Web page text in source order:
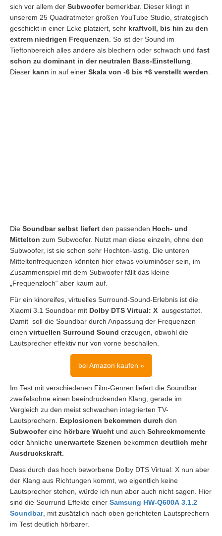
sich vor allem der Subwooferbemerkbar. Dieser klingt in
unserem 25 Quadratmeter großen YouTube Studio, strategisch
geschickt in einer Ecke platziert, sehr kraftvoll, bis hin zu den
extrem niedrigen Frequenzen . So ist der Sound im
Tieftonbereich alles andere als blechern oder schwach und fast
schon zu dominant in der neutralen Bass-Einstellung
Dieser kann in auf einer Skala von -6 bis +6 verstellt werden
Die Soundbar selbst liefert den passenden Hoch- und
Mittelton zum Subwoofer. Nutzt man diese einzeln, ohne den
Subwoofer, ist sie schon sehr Hochton-lastig. Die unteren
Mitteltonfrequenzen könnten hier etwas voluminöser sein, im
Zusammenspiel mit dem Subwoofer fällt das kleine
„Frequenzloch“ aber kaum auf.
Für ein kinoreifes, virtuelles Surround-Sound-Erlebnis ist die
Xiaomi 3.1 Soundbar mit Dolby DTS Virtual: X ausgestattet.
Damit soll die Soundbar durch Anpassung der Frequenzen
einen virtuellen Surround Sound erzeugen, obwohl die
Lautsprecher effektiv nur von vorne beschallen.
bei Amazon kaufen »
Im Test mit verschiedenen Film-Genren liefert die Soundbar
zweifelsohne einen beeindruckenden Klang, gerade im
Vergleich zu den meist schwachen integrierten TV-
Lautsprechern. Explosionen bekommen durch den
Subwoofereine hörbare Wucht und auch Schreckmomente
oder ähnliche unerwartete Szenen bekommen deutlich mehr
Ausdruckskraft.
Dass durch das hoch beworbene Dolby DTS Virtual: X nun aber
der Klang aus Richtungen kommt, wo eigentlich keine
Lautsprecher stehen, würde ich nun aber auch nicht sagen. Hier
sind die Sourrund-Effekte einer Samsung HW-Q600A 3.1.2
Soundbar, mit zusätzlich nach oben gerichteten Lautsprechern
im Test deutlich hörbarer.